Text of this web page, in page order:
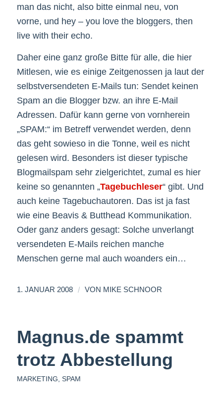
man das nicht, also bitte einmal neu, von
vorne, und hey – you love the bloggers, then
live with their echo.
Daher eine ganz große Bitte für alle, die hier
Mitlesen, wie es einige Zeitgenossen ja laut der
selbstversendeten E-Mails tun: Sendet keinen
Spam an die Blogger bzw. an ihre E-Mail
Adressen. Dafür kann gerne von vornherein
„SPAM:“ im Betreff verwendet werden, denn
das geht sowieso in die Tonne, weil es nicht
gelesen wird. Besonders ist dieser typische
Blogmailspam sehr zielgerichtet, zumal es hier
keine so genannten „Tagebuchleser“ gibt. Und
auch keine Tagebuchautoren. Das ist ja fast
wie eine Beavis & Butthead Kommunikation.
Oder ganz anders gesagt: Solche unverlangt
versendeten E-Mails reichen manche
Menschen gerne mal auch woanders ein…
1. JANUAR 2008 / VON MIKE SCHNOOR
Magnus.de spammt
trotz Abbestellung
MARKETING SPAM